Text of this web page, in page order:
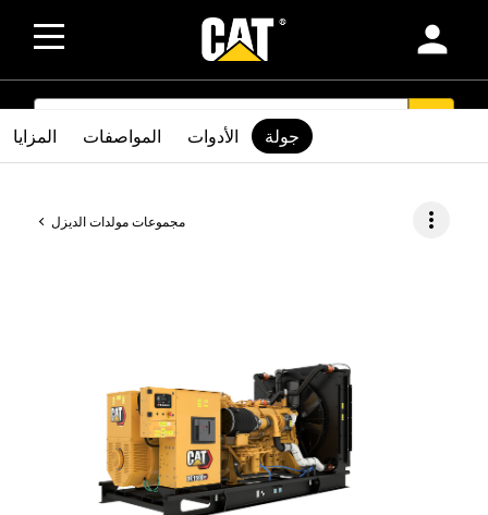
person
SEARCH
مجموعات مولدات الديزل more_vert
المزايا المواصفات الأدوات جولة